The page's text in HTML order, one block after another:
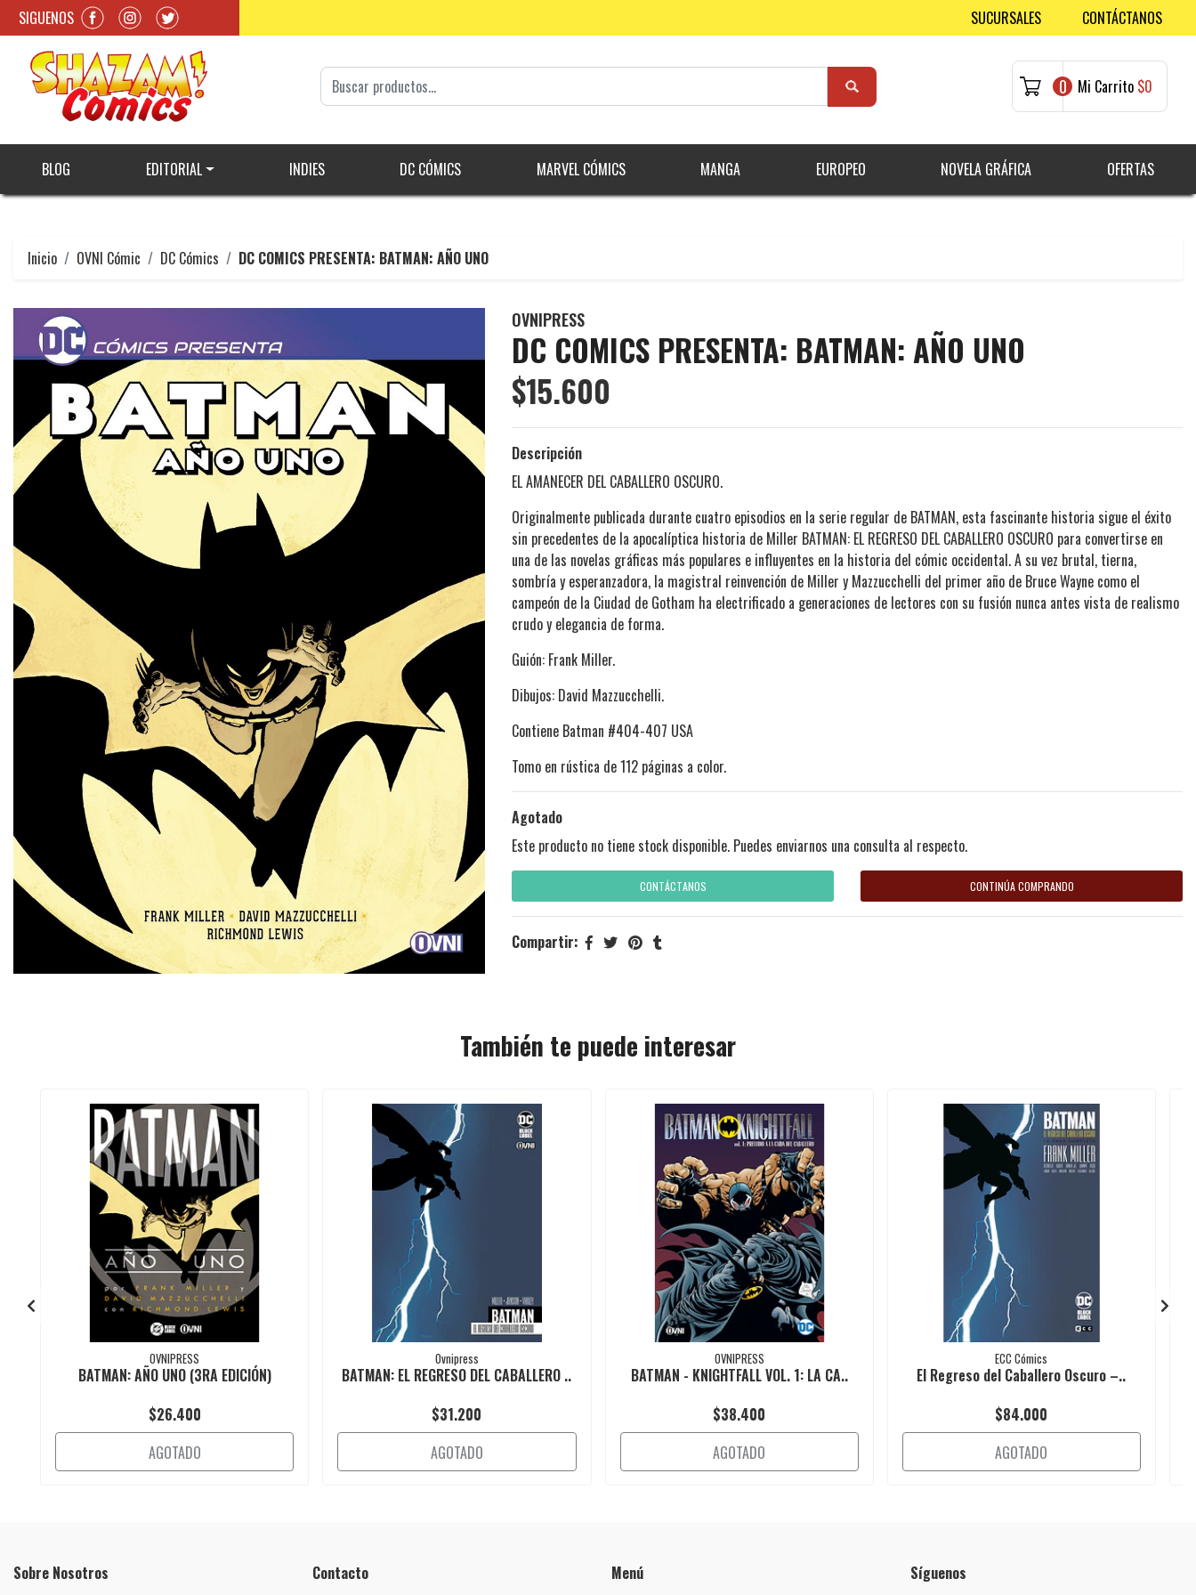
SIGUENOS SUCURSALES CONTÁCTANOS
0 Mi Carrito $0
BLOG EDITORIAL INDIES DC CÓMICS MARVEL CÓMICS MANGA EUROPEO NOVELA GRÁFICA OFERTAS
Inicio OVNI Cómic DC Cómics DC COMICS PRESENTA: BATMAN: AÑO UNO
OVNIPRESS
DC COMICS PRESENTA: BATMAN: AÑO UNO
$15.600
Descripción
EL AMANECER DEL CABALLERO OSCURO.
Originalmente publicada durante cuatro episodios en la serie regular de BATMAN, esta fascinante historia sigue el éxito
sin precedentes de la apocalíptica historia de Miller BATMAN: EL REGRESO DEL CABALLERO OSCURO para convertirse en
una de las novelas gráficas más populares e influyentes en la historia del cómic occidental. A su vez brutal, tierna,
sombría y esperanzadora, la magistral reinvención de Miller y Mazzucchelli del primer año de Bruce Wayne como el
campeón de la Ciudad de Gotham ha electrificado a generaciones de lectores con su fusión nunca antes vista de realismo
crudo y elegancia de forma.
Guión: Frank Miller.
Dibujos: David Mazzucchelli.
Contiene Batman #404-407 USA
Tomo en rústica de 112 páginas a color.
Agotado
Este producto no tiene stock disponible. Puedes enviarnos una consulta al respecto.
CONTÁCTANOS CONTINÚA COMPRANDO
Compartir:
También te puede interesar
OVNIPRESS
BATMAN: AÑO UNO (3RA EDICIÓN)
$26.400
AGOTADO
Ovnipress
BATMAN: EL REGRESO DEL CABALLERO ..
$31.200
AGOTADO
OVNIPRESS
BATMAN - KNIGHTFALL VOL. 1: LA CA..
$38.400
AGOTADO
ECC Cómics
El Regreso del Caballero Oscuro –..
$84.000
AGOTADO
Sobre Nosotros Contacto Menú Síguenos